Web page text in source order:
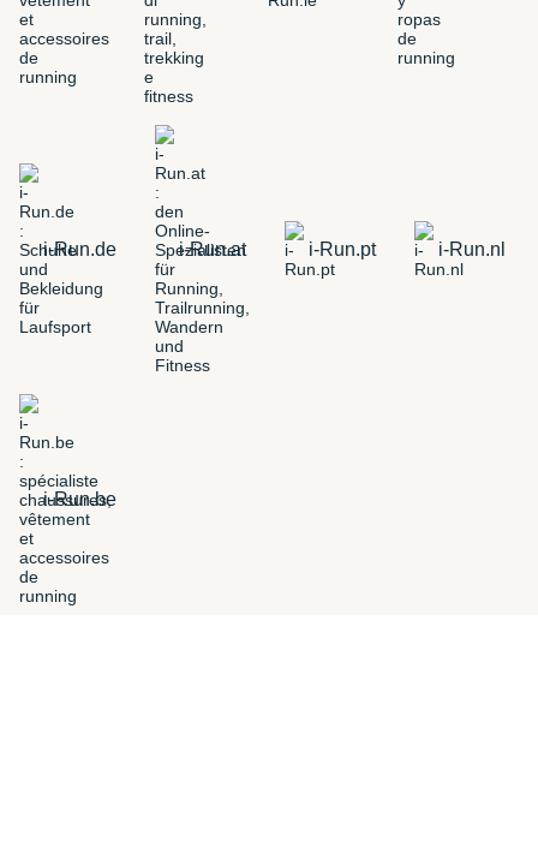
i-Run.de i-Run.at i-Run.pt i-Run.nl
i-Run.be